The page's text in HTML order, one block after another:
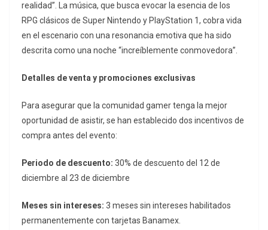
realidad”. La música, que busca evocar la esencia de los
RPG clásicos de Super Nintendo y PlayStation 1, cobra vida
en el escenario con una resonancia emotiva que ha sido
descrita como una noche “increíblemente conmovedora”.
Detalles de venta y promociones exclusivas
Para asegurar que la comunidad gamer tenga la mejor
oportunidad de asistir, se han establecido dos incentivos de
compra antes del evento:
Periodo de descuento: 30% de descuento del 12 de
diciembre al 23 de diciembre
Meses sin intereses: 3 meses sin intereses habilitados
permanentemente con tarjetas Banamex.